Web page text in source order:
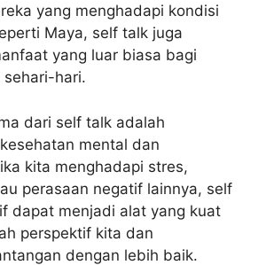
yang menghadapi kondisi
Maya, self talk juga
yang luar biasa bagi
hari.
dari self talk adalah
mental dan
kita menghadapi stres,
perasaan negatif lainnya, self
dapat menjadi alat yang kuat
perspektif kita dan
dengan lebih baik.